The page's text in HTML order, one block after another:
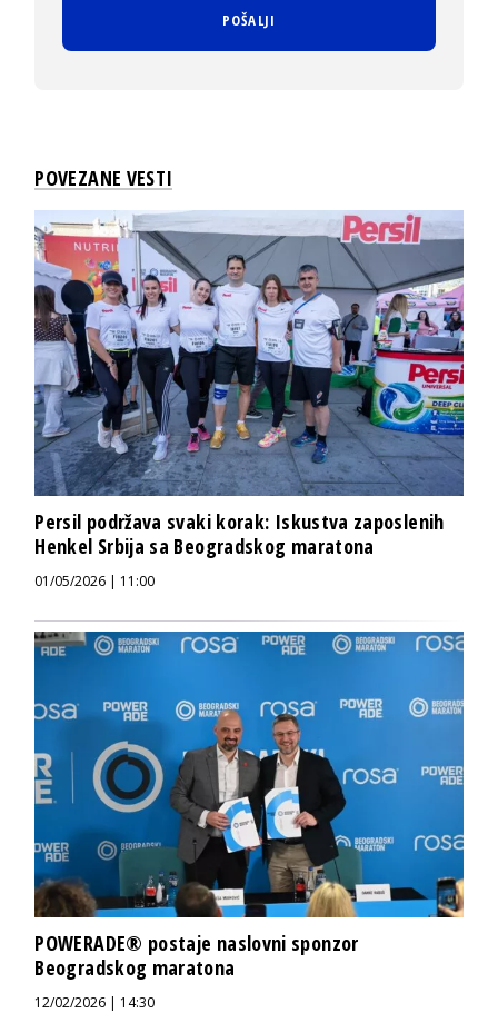
POVEZANE VESTI
Persil podržava svaki korak: Iskustva zaposlenih
Henkel Srbija sa Beogradskog maratona
01/05/2026 | 11:00
POWERADE® postaje naslovni sponzor
Beogradskog maratona
12/02/2026 | 14:30